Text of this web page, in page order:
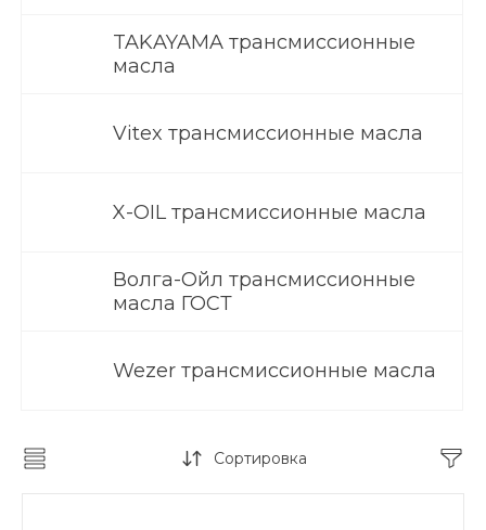
TAKAYAMA трансмиссионные
масла
Vitex трансмиссионные масла
X-OIL трансмиссионные масла
Волга-Ойл трансмиссионные
масла ГОСТ
Wezer трансмиссионные масла
Сортировка